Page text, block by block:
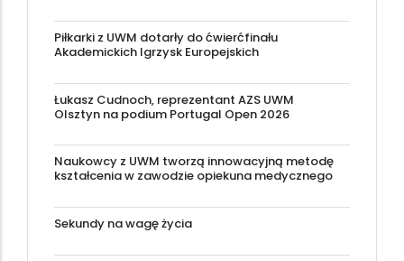
Piłkarki z UWM dotarły do ćwierćfinału
Akademickich Igrzysk Europejskich
Łukasz Cudnoch, reprezentant AZS UWM
Olsztyn na podium Portugal Open 2026
Naukowcy z UWM tworzą innowacyjną metodę
kształcenia w zawodzie opiekuna medycznego
Sekundy na wagę życia